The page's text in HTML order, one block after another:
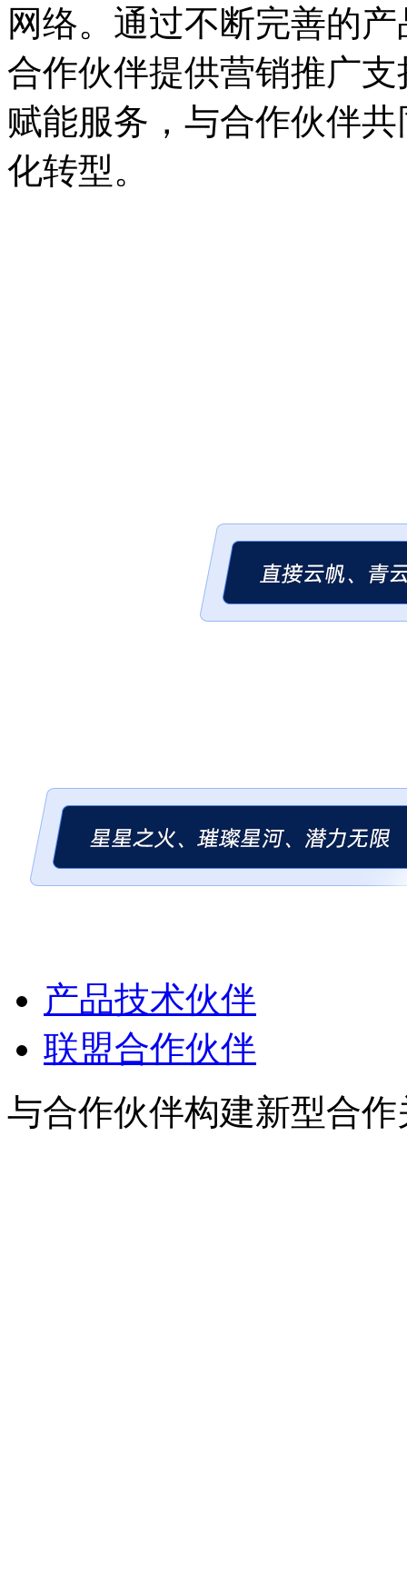
网络。通过不断完善的产
合作伙伴提供营销推广支持
赋能服务，与合作伙伴
化转型。
产品技术伙伴
联盟合作伙伴
与合作伙伴构建新型合作